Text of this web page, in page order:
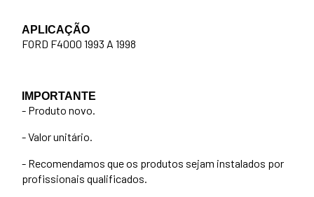
APLICAÇÃO
FORD F4000 1993 A 1998
IMPORTANTE
- Produto novo.
- Valor unitário.
- Recomendamos que os produtos sejam instalados por
profissionais qualificados.